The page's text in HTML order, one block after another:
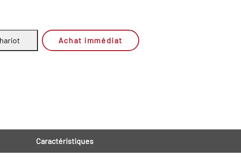
Achat immédiat
Caractéristiques